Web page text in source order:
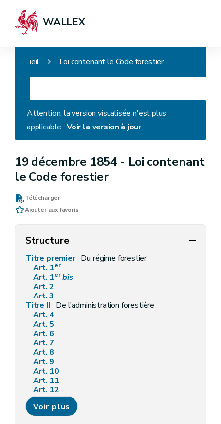
WALLEX
Accueil Loi contenant le Code forestier
Attention, la version visualisée n'est plus
applicable. Voir la version à jour
19 décembre 1854 - Loi contenant
le Code forestier
Télécharger
Ajouter aux favoris
Structure
Titre premier Du régime forestier
Art. 1er
Art. 1er bis
Art. 2
Art. 3
Titre II De l'administration forestière
Art. 4
Art. 5
Art. 6
Art. 7
Art. 8
Art. 9
Art. 10
Art. 11
Art. 12
Art. 13
Art. 14
Art. 15
Voir plus